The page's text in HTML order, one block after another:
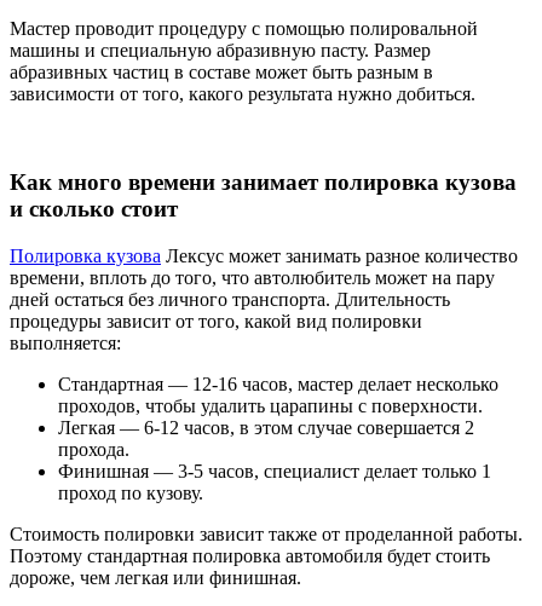
Мастер проводит процедуру с помощью полировальной
машины и специальную абразивную пасту. Размер
абразивных частиц в составе может быть разным в
зависимости от того, какого результата нужно добиться.
Как много времени занимает полировка кузова
и сколько стоит
Полировка кузова Лексус может занимать разное количество
времени, вплоть до того, что автолюбитель может на пару
дней остаться без личного транспорта. Длительность
процедуры зависит от того, какой вид полировки
выполняется:
Стандартная — 12-16 часов, мастер делает несколько
проходов, чтобы удалить царапины с поверхности.
Легкая — 6-12 часов, в этом случае совершается 2
прохода.
Финишная — 3-5 часов, специалист делает только 1
проход по кузову.
Стоимость полировки зависит также от проделанной работы.
Поэтому стандартная полировка автомобиля будет стоить
дороже, чем легкая или финишная.